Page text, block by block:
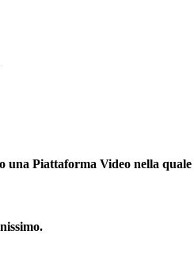
una Piattaforma Video nella